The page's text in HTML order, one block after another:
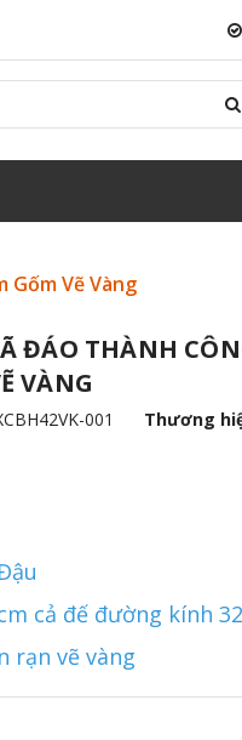
Gốm Vẽ Vàng
ĐÁO THÀNH
VÀNG
001 Thương
cả đế đường kính
rạn vẽ vàng